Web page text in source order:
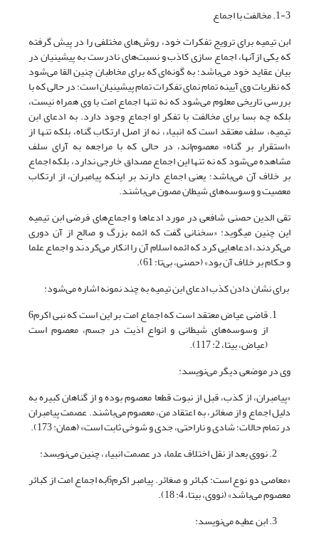
1-3. مخالفت با اجماع
ابن تیمیه برای ترویج تفکرات خود، روش‌های مختلفی را در پیش گرفته
که یکی ازآنها، اجماع سازی کاذب و نسبت‌های نادرست به پیشینیان در
بیان عقاید خود می‌باشد؛ به گونه‌ای که برای مخاطبان چنین القا می‌شود
که نظریات وی آیینه تمام نمای تفکرات تمام پیشینیان است؛ در حالی که با
بررسی تاریخی معلوم می‌شود که نه تنها اجماع امت با وی همراه نیست،
بلکه چه بسا برای مخالفت با تفکر او اجماع وجود دارد. به ادعای ابن
تیمیه، سلف معتقد است که انبیاء، نه از اصل ارتکاب گناه، بلکه تنها از
«استقرار بر گناه» معصوم‌اند، در حالی که با مراجعه به آرای سلف
مشاهده می‌شود که نه تنها این اجماع مصداق خارجی ندارد، بلکه اجماع
بر خلاف آن می‌باشد؛ یعنی اجماع دارند بر اینکه پیامبران، از ارتکاب
معصیت و وسوسه‌های شیطان مصون می‌باشند.
تقی الدین حصنی شافعی در مورد ادعاها و اجماع‌های فرضی ابن تیمیه
این چنین می‎گوید: «سخنانی گفت که ائمه بزرگ و صالح از آن دوری
می‌کردند، ادعاهایی کرد که ائمه اسلام آن را انکار می‌کردند و اجماع علما
و حکام بر خلاف آن بود» (حصنی، بی‌تا: 61).
برای نشان دادن کذب ادعای ابن تیمیه به چند نمونه اشاره می‌شود:
قاضی عیاض معتقد است که اجماع امت بر این است که نبی اکرم6
از وسوسه‌های شیطانی و انواع اذیت در جسم، معصوم است
(عیاض، بی‎تا، 2: 117).
وی در موضعی دیگر می‌نویسد:
«پیامبران، از کذب، قبل از نبوت قطعا معصوم بوده و از گناهان کبیره به
دلیل اجماع و از صغائر، به اعتقاد من، معصوم می‌باشند. عصمت پیامبران
در تمام حالات؛ شادی و ناراحتی، جدی و شوخی ثابت است» (همان: 173).
نووی بعد از نقل اختلاف علماء در عصمت انبیاء، چنین می‌نویسد:
«معاصی دو نوع است: کبائر و صغائر. پیامبر اکرم6به اجماع امت از کبائر
معصوم می‌باشد» (نووی، بی‎تا، 4: 18).
ابن عطیه می‌نویسد: